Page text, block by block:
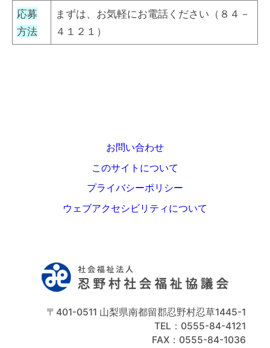
応募
方法
まずは、お気軽にお電話ください（８４－
４１２１）
お問い合わせ
このサイトについて
プライバシーポリシー
ウェブアクセシビリティについて
〒401-0511 山梨県南都留郡忍野村忍草1445-1
TEL：0555-84-4121
FAX：0555-84-1036